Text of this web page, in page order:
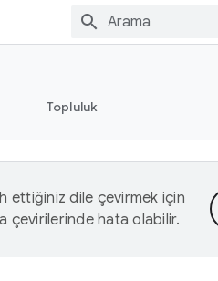
Topluluk
ettiğiniz dile çevirmek için
çevirilerinde hata olabilir.